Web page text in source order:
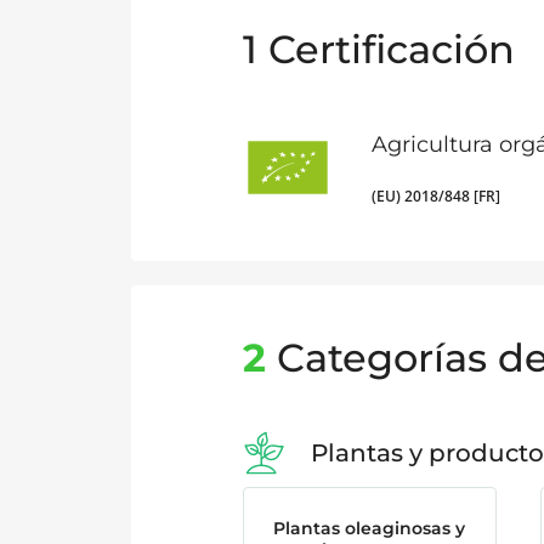
1 Certificación
Agricultura
(EU) 2018/848 [FR]
2 Categorías
Plantas y
Plantas oleaginosas y